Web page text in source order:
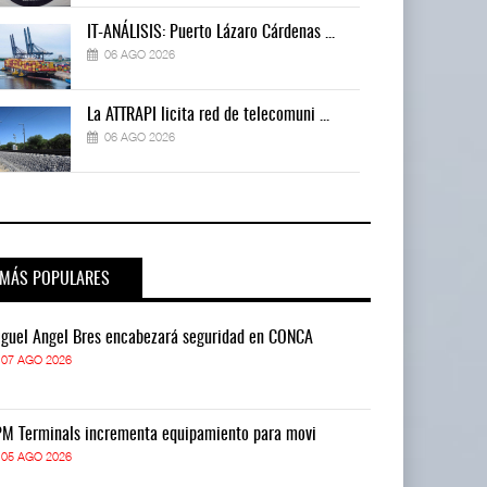
IT-ANÁLISIS: Puerto Lázaro Cárdenas ...
06 AGO 2026
La ATTRAPI licita red de telecomuni ...
06 AGO 2026
MÁS POPULARES
Ángel Bres encabezará seguridad en CONCA
07 AGO 2026
Terminals incrementa equipamiento para movi
05 AGO 2026